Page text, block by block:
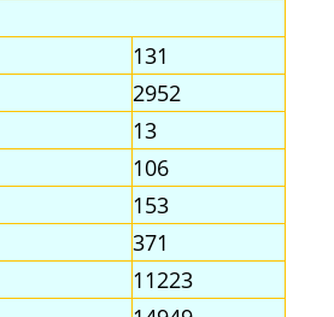
131
2952
13
106
153
371
11223